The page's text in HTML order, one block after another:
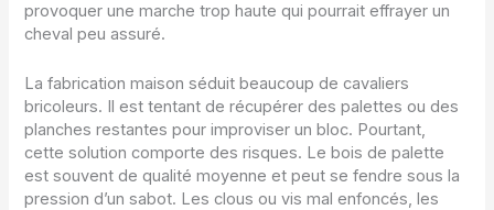
provoquer une marche trop haute qui pourrait effrayer un
cheval peu assuré.
La fabrication maison séduit beaucoup de cavaliers
bricoleurs. Il est tentant de récupérer des palettes ou des
planches restantes pour improviser un bloc. Pourtant,
cette solution comporte des risques. Le bois de palette
est souvent de qualité moyenne et peut se fendre sous la
pression d’un sabot. Les clous ou vis mal enfoncés, les